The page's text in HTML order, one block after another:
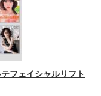
フェイシャルリフト